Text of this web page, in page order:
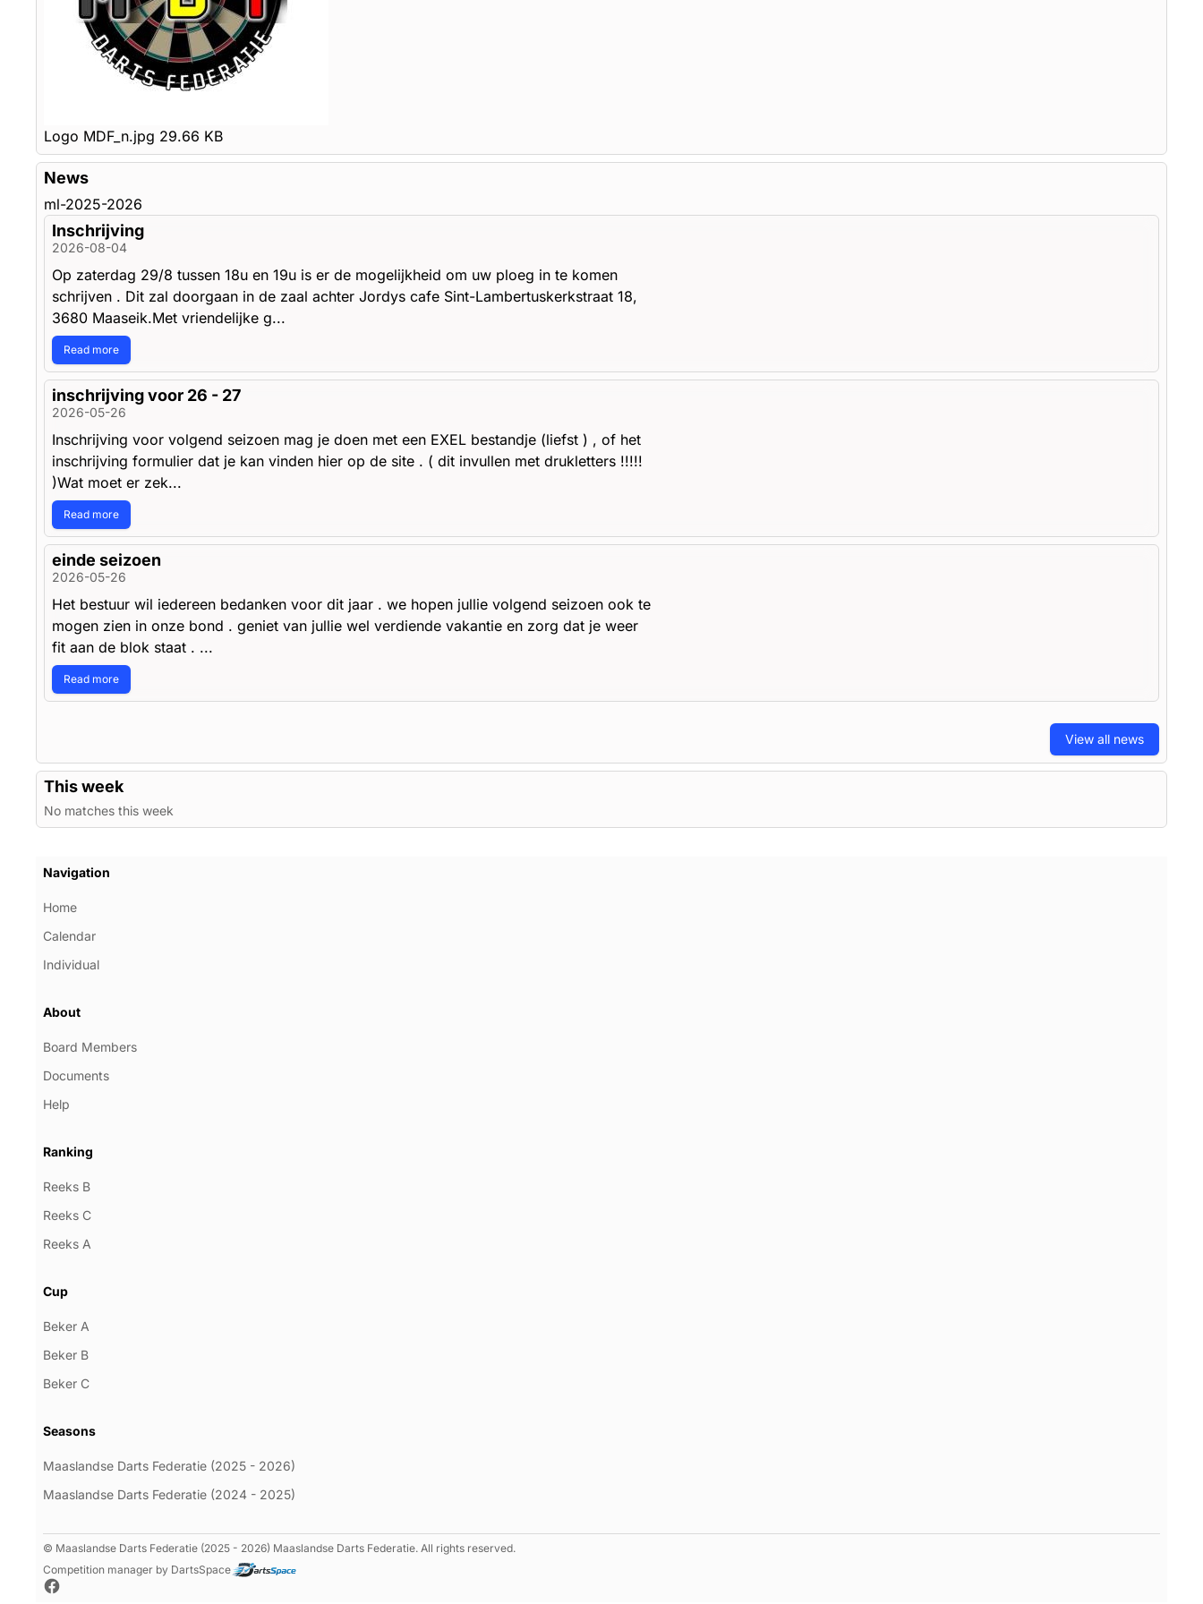
Logo MDF_n.jpg 29.66 KB
News
ml-2025-2026
Inschrijving
2026-08-04
Op zaterdag 29/8 tussen 18u en 19u is er de mogelijkheid om uw ploeg in te komen
schrijven . Dit zal doorgaan in de zaal achter Jordys cafe Sint-Lambertuskerkstraat 18,
3680 Maaseik.Met vriendelijke g...
Read more
inschrijving voor 26 - 27
2026-05-26
Inschrijving voor volgend seizoen mag je doen met een EXEL bestandje (liefst ) , of het
inschrijving formulier dat je kan vinden hier op de site . ( dit invullen met drukletters !!!!!
)Wat moet er zek...
Read more
einde seizoen
2026-05-26
Het bestuur wil iedereen bedanken voor dit jaar . we hopen jullie volgend seizoen ook te
mogen zien in onze bond . geniet van jullie wel verdiende vakantie en zorg dat je weer
fit aan de blok staat . ...
Read more
View all news
This week
No matches this week
Navigation
Home
Calendar
Individual
About
Board Members
Documents
Help
Ranking
Reeks B
Reeks C
Reeks A
Cup
Beker A
Beker B
Beker C
Seasons
Maaslandse Darts Federatie (2025 - 2026)
Maaslandse Darts Federatie (2024 - 2025)
© Maaslandse Darts Federatie (2025 - 2026) Maaslandse Darts Federatie. All rights reserved.
Competition manager by DartsSpace